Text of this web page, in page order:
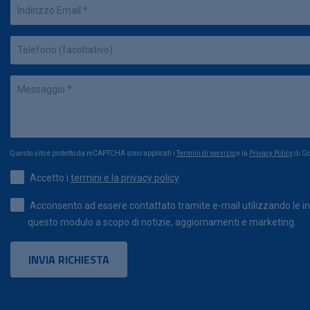
Questo sito è protetto da reCAPTCHA sono applicati i Termini di servizioe la Privacy Policydi
Accetto i termini e la privacy policy
Acconsento ad essere contattato tramite e-mail utilizzando le
questo modulo a scopo di notizie, aggiornamenti e marketing.